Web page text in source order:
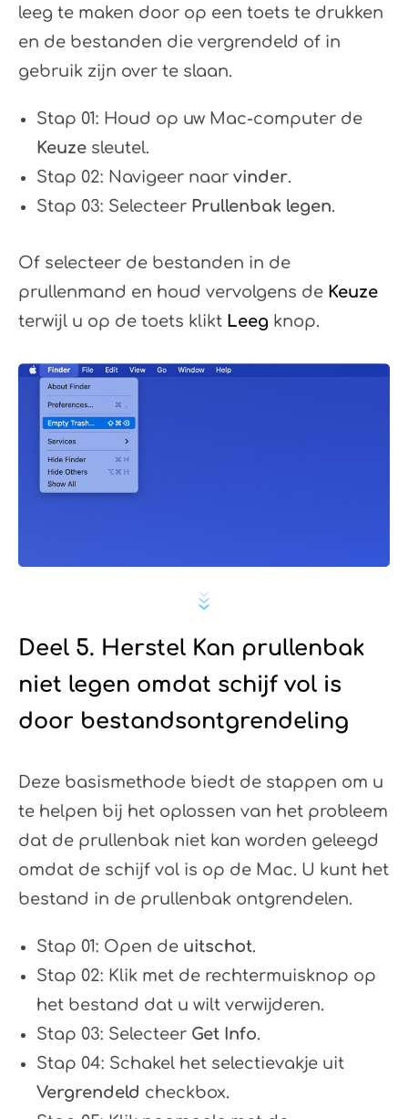
leeg te maken door op een toets te drukken
en de bestanden die vergrendeld of in
gebruik zijn over te slaan.
Stap 01: Houd op uw Mac-computer de
Keuze sleutel.
Stap 02: Navigeer naar vinder.
Stap 03: Selecteer Prullenbak legen.
Of selecteer de bestanden in de
prullenmand en houd vervolgens de Keuze
terwijl u op de toets klikt Leeg knop.
Deel 5. Herstel Kan prullenbak
niet legen omdat schijf vol is
door bestandsontgrendeling
Deze basismethode biedt de stappen om u
te helpen bij het oplossen van het probleem
dat de prullenbak niet kan worden geleegd
omdat de schijf vol is op de Mac. U kunt het
bestand in de prullenbak ontgrendelen.
Stap 01: Open de uitschot.
Stap 02: Klik met de rechtermuisknop op
het bestand dat u wilt verwijderen.
Stap 03: Selecteer Get Info.
Stap 04: Schakel het selectievakje uit
Vergrendeld checkbox.